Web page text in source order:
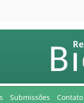
Submissões Contato